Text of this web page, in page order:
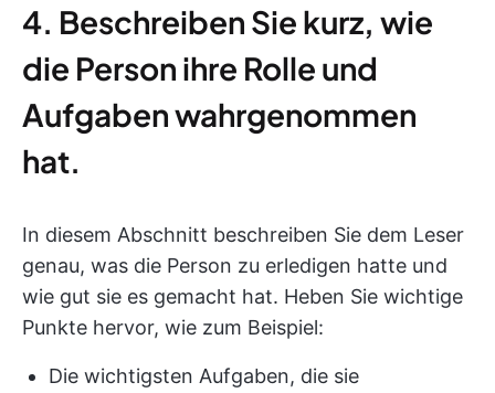
4. Beschreiben Sie kurz, wie
die Person ihre Rolle und
Aufgaben wahrgenommen
hat.
In diesem Abschnitt beschreiben Sie dem Leser
genau, was die Person zu erledigen hatte und
wie gut sie es gemacht hat. Heben Sie wichtige
Punkte hervor, wie zum Beispiel:
Die wichtigsten Aufgaben, die sie